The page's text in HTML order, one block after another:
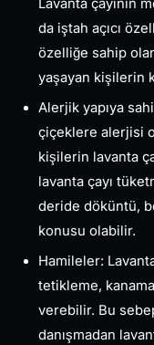
Lavanta çayının
da iştah açıcı
özelliğe sahip
yaşayan kişilerin
Alerjik yapıya
çiçeklere alerjisi
kişilerin lavanta
lavanta çayı
deride döküntü,
konusu olabilir.
Hamileler:
tetikleme,
verebilir. Bu
danışmadan